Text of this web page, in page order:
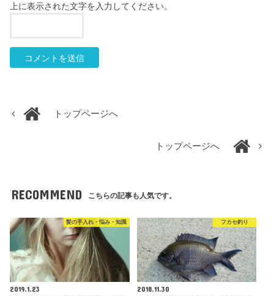
上に表示された文字を入力してください。
トップページへ
トップページへ
RECOMMEND こちらの記事も人気です。
髪の手入れ・悩み・知識
2019.1.23
フカセ釣り
2018.11.30